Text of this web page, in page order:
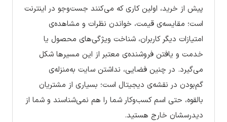
پیش از خرید، اولین کاری که می‌کنند جست‌وجو در اینترنت
است؛ مقایسه‌ی قیمت، خواندن نظرات و مشاهده‌ی
امتیازات دیگر کاربران، شناخت ویژگی‌های محصول یا
خدمت و یافتن فروشنده‌ی معتبر از این مسیرها شکل
می‌گیرد. در چنین فضایی، نداشتن سایت به‌منزله‌ی
گم‌بودن در نقشه‌ی دیجیتال است؛ بسیاری از مشتریان
بالقوه، حتی اسم کسب‌وکار شما را هم نمی‌شناسند و شما از
دیدرسشان خارج هستید.